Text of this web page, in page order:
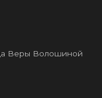
Веры Волошиной